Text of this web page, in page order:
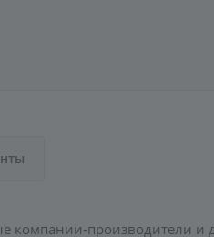
производители и